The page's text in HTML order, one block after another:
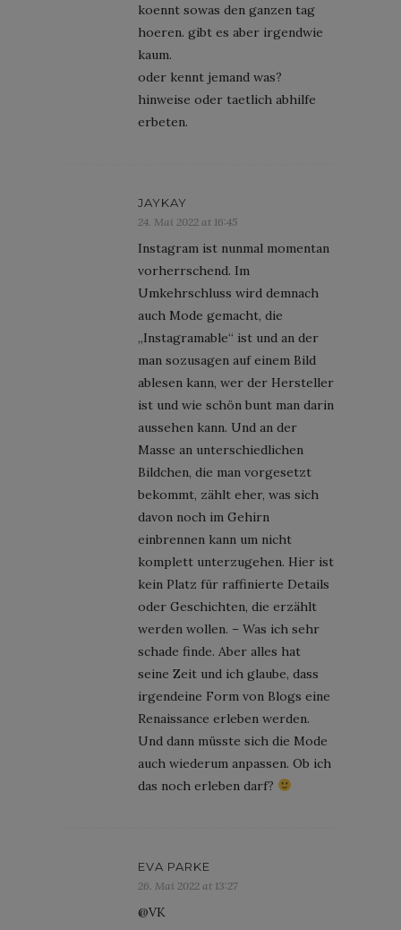
koennt sowas den ganzen tag
hoeren. gibt es aber irgendwie
kaum.
oder kennt jemand was?
hinweise oder taetlich abhilfe
erbeten.
JAYKAY
24. Mai 2022 at 16:45
Instagram ist nunmal momentan
vorherrschend. Im
Umkehrschluss wird demnach
auch Mode gemacht, die
„Instagramable“ ist und an der
man sozusagen auf einem Bild
ablesen kann, wer der Hersteller
ist und wie schön bunt man darin
aussehen kann. Und an der
Masse an unterschiedlichen
Bildchen, die man vorgesetzt
bekommt, zählt eher, was sich
davon noch im Gehirn
einbrennen kann um nicht
komplett unterzugehen. Hier ist
kein Platz für raffinierte Details
oder Geschichten, die erzählt
werden wollen. – Was ich sehr
schade finde. Aber alles hat
seine Zeit und ich glaube, dass
irgendeine Form von Blogs eine
Renaissance erleben werden.
Und dann müsste sich die Mode
auch wiederum anpassen. Ob ich
das noch erleben darf?
EVA PARKE
26. Mai 2022 at 13:27
@VK